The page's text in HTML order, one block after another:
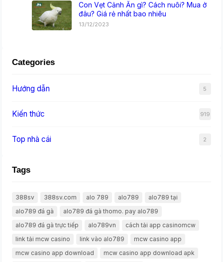
Con Vẹt Cảnh Ăn gì? Cách nuôi? Mua ở
đâu? Giá rẻ nhất bao nhiêu
13/12/2023
Categories
Hướng dẫn 5
Kiến thức 919
Top nhà cái 2
Tags
388sv 388sv.com alo 789 alo789
alo789 tại
alo789 đá gà
alo789 đá gà thomo. pay alo789
alo789 đá gà trực tiếp
alo789vn
cách tải app casinomcw
link tải mcw casino
link vào alo789
mcw casino app
mcw casino app download
mcw casino app download apk